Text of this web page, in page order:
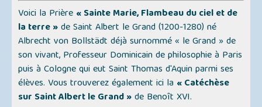
Voici la Prière « Sainte Marie, Flambeau du ciel et de
la terre »de Saint Albert le Grand (1200-1280) né
Albrecht von Bollstädt déjà surnommé « le Grand » de
son vivant, Professeur Dominicain de philosophie à Paris
puis à Cologne qui eut Saint Thomas d'Aquin parmi ses
élèves. Vous trouverez également ici la « Catéchèse
sur Saint Albert le Grand »de Benoît XVI.